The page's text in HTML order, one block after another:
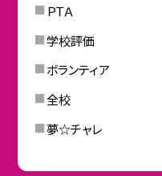
ＰＴＡ
学校評価
ボランティア
全校
夢☆チャレ